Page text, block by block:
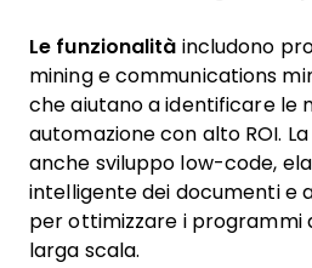
Le funzionalità includono
mining e communications
che aiutano a identificare le
automazione con alto ROI.
anche sviluppo low-code,
intelligente dei documenti e
per ottimizzare i programmi
larga scala.